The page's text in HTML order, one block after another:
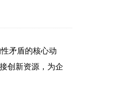
矛盾的核心动
创新资源，为企